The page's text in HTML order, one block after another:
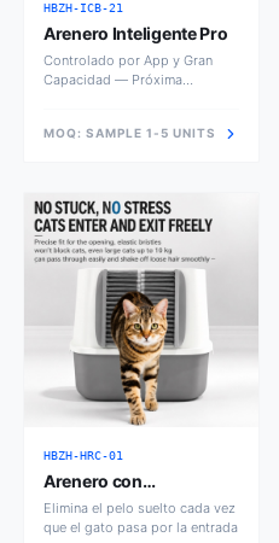
HBZH-ICB-21
Arenero Inteligente Pro
Controlado por App y Gran
Capacidad — Próxima
MOQ: SAMPLE 1-5 UNITS
HBZH-HRC-01
Arenero con
Eliminación de Pelo
Elimina el pelo suelto cada vez
que el gato pasa por la entrada